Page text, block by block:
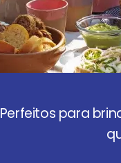
Perfeitos para